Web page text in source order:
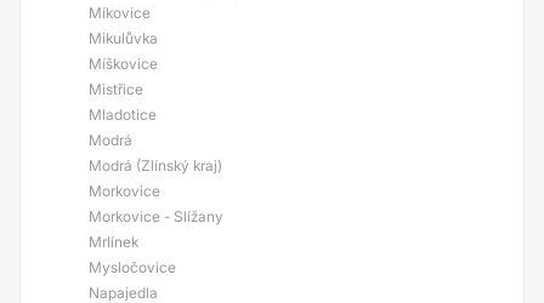
Míkovice
Mikulůvka
Míškovice
Mistřice
Mladotice
Modrá
Modrá (Zlínský kraj)
Morkovice
Morkovice - Slížany
Mrlínek
Mysločovice
Napajedla